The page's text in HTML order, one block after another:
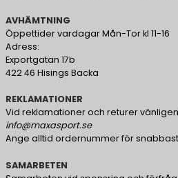
AVHÄMTNING
Öppettider vardagar Mån-Tor kl 11-16
Adress:
Exportgatan 17b
422 46 Hisings Backa
REKLAMATIONER
Vid reklamationer och returer
info@maxasport.se
Ange alltid ordernummer för
SAMARBETEN